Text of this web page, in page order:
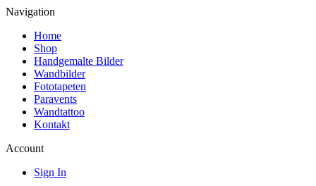
Navigation
Home
Shop
Handgemalte Bilder
Wandbilder
Fototapeten
Paravents
Wandtattoo
Kontakt
Account
Sign In